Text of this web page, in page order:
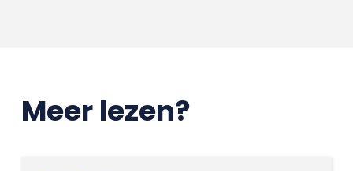
Meer lezen?